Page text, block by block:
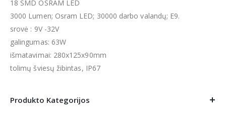
18 SMD OSRAM LED
3000 Lumen; Osram LED; 30000 darbo valandų; E9.
srovė : 9V -32V
galingumas: 63W
išmatavimai: 280x125x90mm
tolimų šviesų žibintas, IP67
Produkto Kategorijos